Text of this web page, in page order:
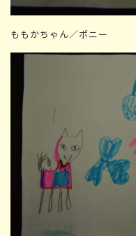
ももかちゃん／ポニー